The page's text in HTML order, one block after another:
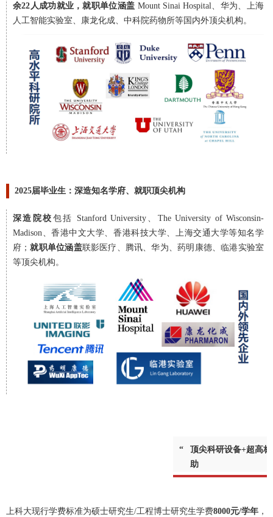
余22人成功就业，就职单位涵盖 Mount Sinai Hospital、华为、上海
人工智能实验室、康龙化成、中科院药物所等国内外顶尖机构。
2025届毕业生：深造知名学府、就职顶尖机构
深造院校 包括 Stanford University、The University of Wisconsin-
Madison、香港中文大学、香港科技大学、上海交通大学等知名学
府；就职单位涵盖联影医疗、腾讯、华为、药明康德、临港实验室
等顶尖机构。
“
顶尖科研设备+超高
助
上科大现行学费标准为硕士研究生/工程博士研究生学费8000元/学年 ，